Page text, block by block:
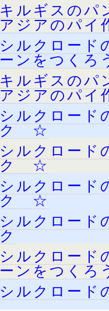
キルギスのパ
アジアのパ
シルクロー
ーンをつく
キルギスのパ
アジアのパ
シルクロード
ク ☆
シルクロード
ク ☆
シルクロード
ク ☆
シルクロード
ク
シルクロー
ーンをつく
シルクロー